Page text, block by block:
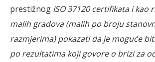
prestižnog ISO 37120 certifikata i kao
malih gradova (malih po broju
razmjerima) pokazati da je moguće
po rezultatima koji govore o brizi za